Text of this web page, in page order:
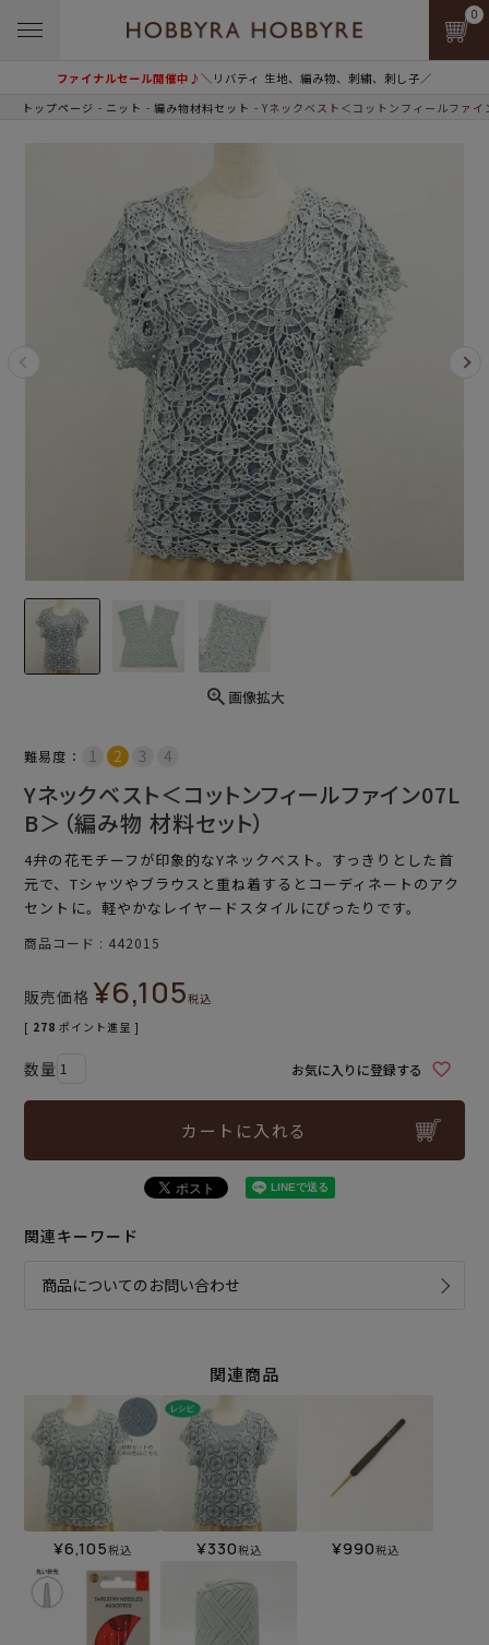
ファイナルセール開催中♪＼リバティ 生地、編み物、刺繍、刺し子／
0
トップページ ニット 編み物材料セット Yネックベスト＜コットンフィールファ
画像拡大
難易度：
Yネックベスト＜コットンフィールファイン07L
B＞（編み物 材料セット）
4弁の花モチーフが印象的なYネックベスト。すっきりとした首
元で、Tシャツやブラウスと重ね着するとコーディネートのアク
セントに。軽やかなレイヤードスタイルにぴったりです。
商品コード 442015
販売価格 ¥6,105税込
[ 278 ポイント進呈 ]
お気に入りに登録する
カートに入れる
関連キーワード
商品についてのお問い合わせ
関連商品
¥6,105税込 ¥330税込 ¥990税込